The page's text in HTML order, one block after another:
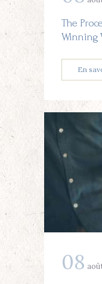
The
Winning
En
08